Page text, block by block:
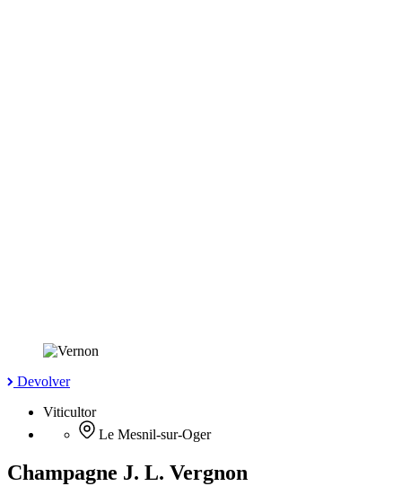
Devolver
Viticultor
Le Mesnil-sur-Oger
Champagne J. L. Vergnon